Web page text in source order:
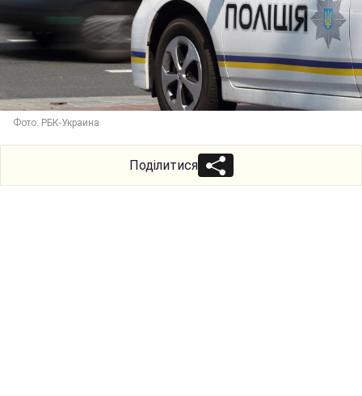
Фото: РБК-Украина
Поділитися